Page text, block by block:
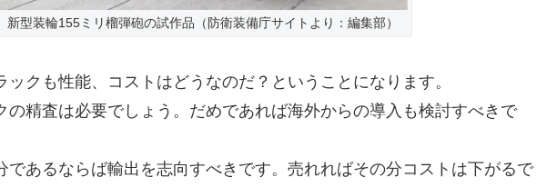
新型装輪155ミリ榴弾砲の試作品（防衛装備庁サイトより：編集部）
ックも性能、コストはどうなのだ？ということになります。
の精査は必要でしょう。だめであれば海外からの導入も検討すべきで
であるならば輸出を志向すべきです。売れればその分コストは下がるで